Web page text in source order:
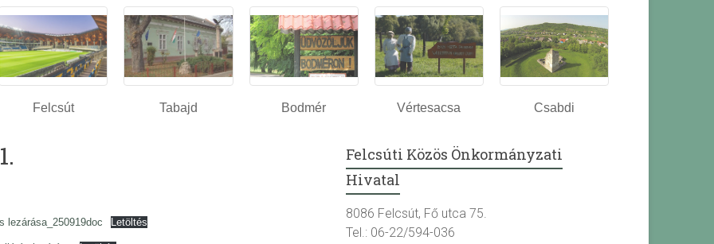
Felcsút Tabajd Bodmér Vértesacsa Csabdi
lezárása_250919doc Letöltés
Felcsúti Közös Önkormányzati
Hivatal
8086 Felcsút, Fő utca 75.
Tel.: 06-22/594-036